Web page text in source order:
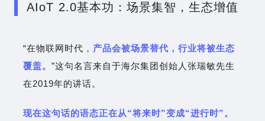
AIoT 2.0基本功：场景集智，生态增值
“在物联网时代， 产品会被场景替代，行业将被生态
覆盖。 ”这句名言来自于海尔集团创始人张瑞敏先生
在2019年的讲话。
现在这句话的语态正在从“将来时”变成“进行时”。